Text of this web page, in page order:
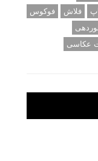
فلاش
فوکوس
عکاسی